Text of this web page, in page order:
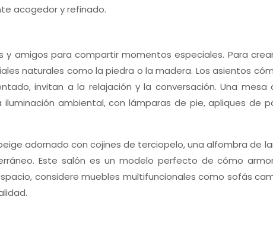
acogedor y refinado.
amigos para compartir momentos especiales. Para
naturales como la piedra o la madera. Los asientos
invitan a la relajación y la conversación. Una
ambiental, con lámparas de pie, apliques de
adornado con cojines de terciopelo, una alfombra de
Este salón es un modelo perfecto de cómo
considere muebles multifuncionales como sofás